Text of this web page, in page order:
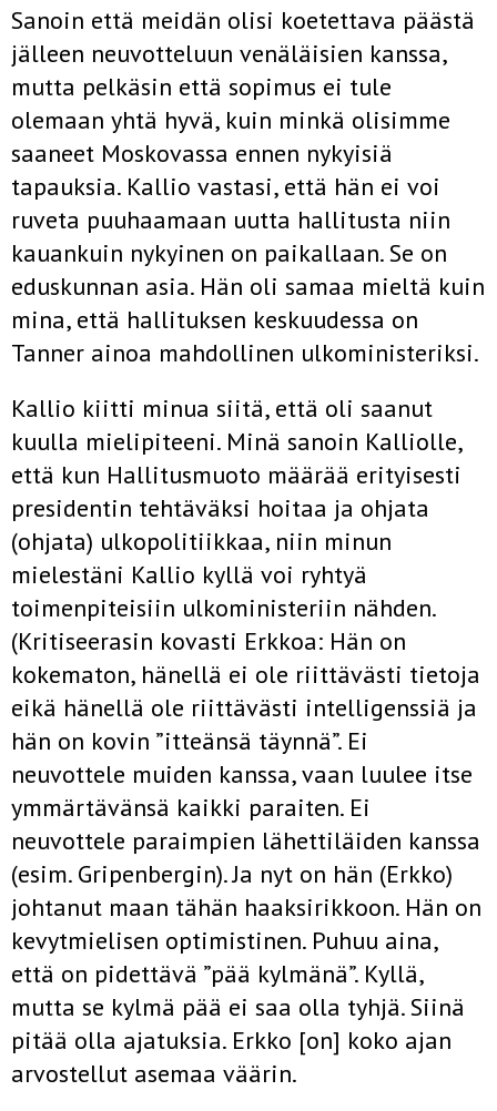
Sanoin että meidän olisi koetettava päästä
jälleen neuvotteluun venäläisien kanssa,
mutta pelkäsin että sopimus ei tule
olemaan yhtä hyvä, kuin minkä olisimme
saaneet Moskovassa ennen nykyisiä
tapauksia. Kallio vastasi, että hän ei voi
ruveta puuhaamaan uutta hallitusta niin
kauankuin nykyinen on paikallaan. Se on
eduskunnan asia. Hän oli samaa mieltä kuin
mina, että hallituksen keskuudessa on
Tanner ainoa mahdollinen ulkoministeriksi.
Kallio kiitti minua siitä, että oli saanut
kuulla mielipiteeni. Minä sanoin Kalliolle,
että kun Hallitusmuoto määrää erityisesti
presidentin tehtäväksi hoitaa ja ohjata
(ohjata) ulkopolitiikkaa, niin minun
mielestäni Kallio kyllä voi ryhtyä
toimenpiteisiin ulkoministeriin nähden.
(Kritiseerasin kovasti Erkkoa: Hän on
kokematon, hänellä ei ole riittävästi tietoja
eikä hänellä ole riittävästi intelligenssiä ja
hän on kovin ”itteänsä täynnä”. Ei
neuvottele muiden kanssa, vaan luulee itse
ymmärtävänsä kaikki paraiten. Ei
neuvottele paraimpien lähettiläiden kanssa
(esim. Gripenbergin). Ja nyt on hän (Erkko)
johtanut maan tähän haaksirikkoon. Hän on
kevytmielisen optimistinen. Puhuu aina,
että on pidettävä ”pää kylmänä”. Kyllä,
mutta se kylmä pää ei saa olla tyhjä. Siinä
pitää olla ajatuksia. Erkko [on] koko ajan
arvostellut asemaa väärin.